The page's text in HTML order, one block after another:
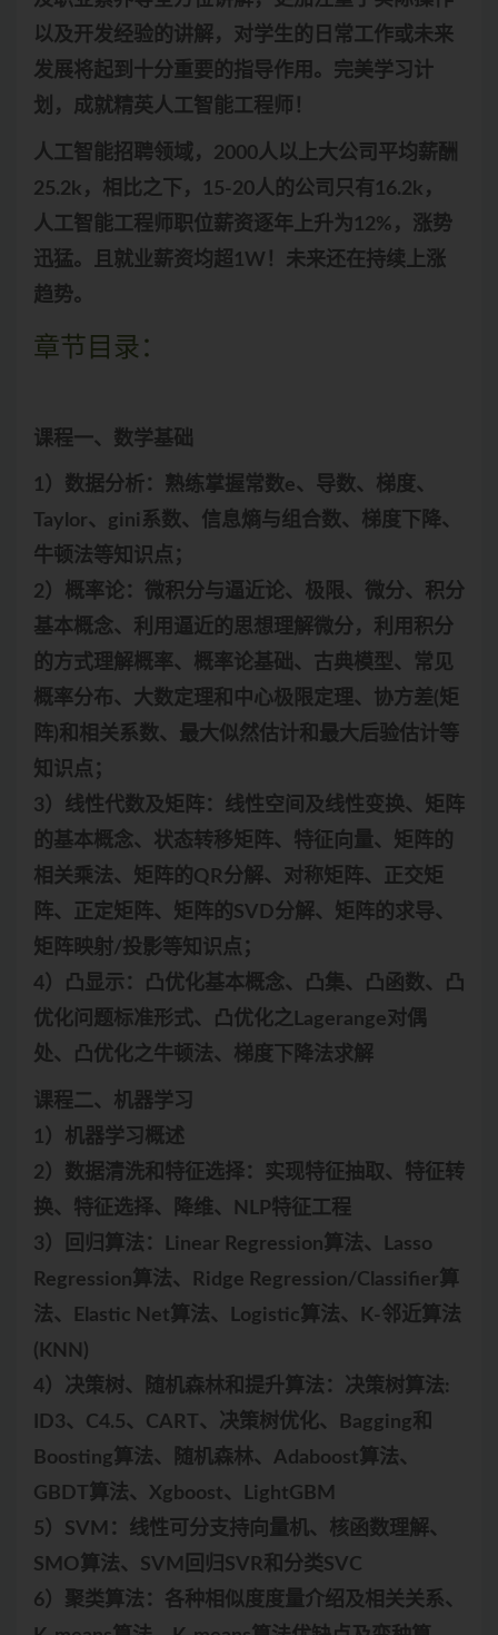
以及开发经验的讲解，对学生的日常工作或未来
发展将起到十分重要的指导作用。完美学习计
划，成就精英人工智能工程师！
人工智能招聘领域，2000人以上大公司平均薪酬
25.2k，相比之下，15-20人的公司只有16.2k，
人工智能工程师职位薪资逐年上升为12%，涨势
迅猛。且就业薪资均超1W！未来还在持续上涨
趋势。
章节目录：
课程一、数学基础
1）数据分析：熟练掌握常数e、导数、梯度、
Taylor、gini系数、信息熵与组合数、梯度下降、
牛顿法等知识点；
2）概率论：微积分与逼近论、极限、微分、积分
基本概念、利用逼近的思想理解微分，利用积分
的方式理解概率、概率论基础、古典模型、常见
概率分布、大数定理和中心极限定理、协方差(矩
阵)和相关系数、最大似然估计和最大后验估计等
知识点；
3）线性代数及矩阵：线性空间及线性变换、矩阵
的基本概念、状态转移矩阵、特征向量、矩阵的
相关乘法、矩阵的QR分解、对称矩阵、正交矩
阵、正定矩阵、矩阵的SVD分解、矩阵的求导、
矩阵映射/投影等知识点；
4）凸显示：凸优化基本概念、凸集、凸函数、凸
优化问题标准形式、凸优化之Lagerange对偶
处、凸优化之牛顿法、梯度下降法求解
课程二、机器学习
1）机器学习概述
2）数据清洗和特征选择：实现特征抽取、特征转
换、特征选择、降维、NLP特征工程
3）回归算法：Linear Regression算法、Lasso
Regression算法、Ridge Regression/Classifier算
法、Elastic Net算法、Logistic算法、K-邻近算法
(KNN)
4）决策树、随机森林和提升算法：决策树算法:
ID3、C4.5、CART、决策树优化、Bagging和
Boosting算法、随机森林、Adaboost算法、
GBDT算法、Xgboost、LightGBM
5）SVM：线性可分支持向量机、核函数理解、
SMO算法、SVM回归SVR和分类SVC
6）聚类算法：各种相似度度量介绍及相关关系、